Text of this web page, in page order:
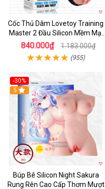
Cốc Thủ Dâm Lovetoy Training
Master 2 Đầu Silicon Mềm Mại
Tiện Lợi
840.000₫ 1.183.000₫
(955)
-30%
Hot
5
Búp Bê Silicon Night Sakura
Rung Rên Cao Cấp Thơm Mượt